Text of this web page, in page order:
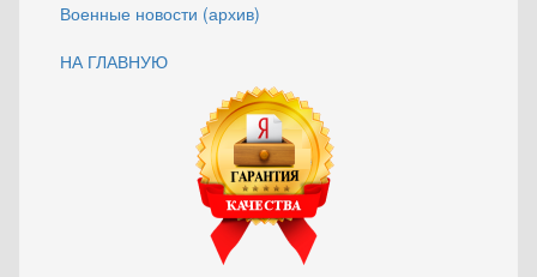
Военные новости (архив)
НА ГЛАВНУЮ